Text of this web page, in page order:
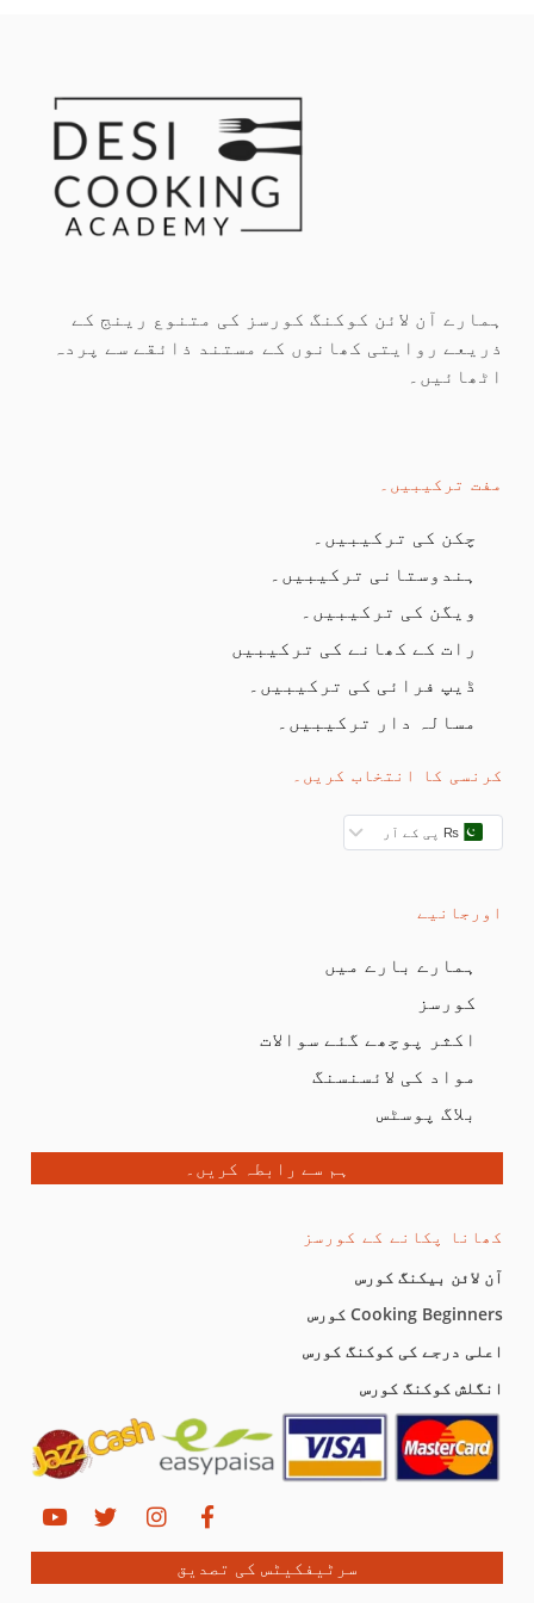
ہمارے آن لائن کوکنگ کورسز کی متنوع رینج کے
ذریعے روایتی کھانوں کے مستند ذائقے سے پردہ
اٹھائیں۔
مفت ترکیبیں۔
چکن کی ترکیبیں۔
ہندوستانی ترکیبیں۔
ویگن کی ترکیبیں۔
رات کے کھانے کی ترکیبیں
ڈیپ فرائی کی ترکیبیں۔
مسالہ دار ترکیبیں۔
کرنسی کا انتخاب کریں۔
₨ پی کے آر
اورجانیے
ہمارے بارے میں
کورسز
اکثر پوچھے گئے سوالات
مواد کی لائسنسنگ
بلاگ پوسٹس
ہم سے رابطہ کریں۔
کھانا پکانے کے کورسز
آن لائن بیکنگ کورس
Cooking Beginners کورس
اعلی درجے کی کوکنگ کورس
انگلش کوکنگ کورس
سرٹیفکیٹس کی تصدیق